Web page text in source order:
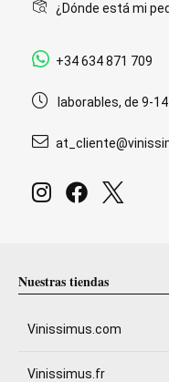
¿Dónde está mi
+34 634 871 709
laborables, de 9-
Nuestras tiendas
Vinissimus.com
Vinissimus.fr